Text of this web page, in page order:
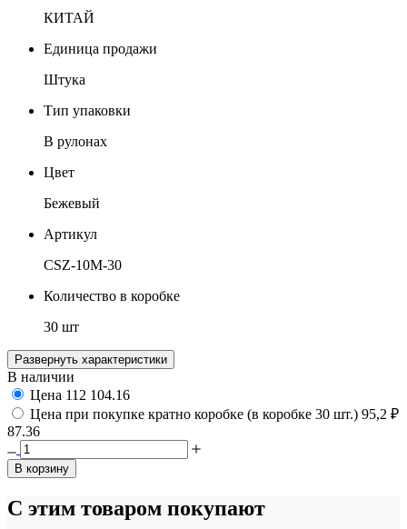
КИТАЙ
Единица продажи
Штука
Тип упаковки
В рулонах
Цвет
Бежевый
Артикул
CSZ-10M-30
Количество в коробке
30 шт
Развернуть характеристики
В наличии
Цена 112 104.16
Цена при покупке кратно коробке (в коробке 30 шт.) 95,2 ₽
87.36
В корзину
С этим товаром покупают